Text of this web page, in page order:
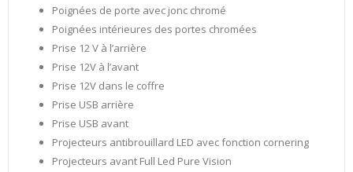
Poignées de porte avec jonc chromé
Poignées intérieures des portes chromées
Prise 12 V à l’arrière
Prise 12V à l’avant
Prise 12V dans le coffre
Prise USB arrière
Prise USB avant
Projecteurs antibrouillard LED avec fonction cornering
Projecteurs avant Full Led Pure Vision